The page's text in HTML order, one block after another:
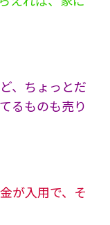
、ちょっとだ
るものも売り
が入用で、そ